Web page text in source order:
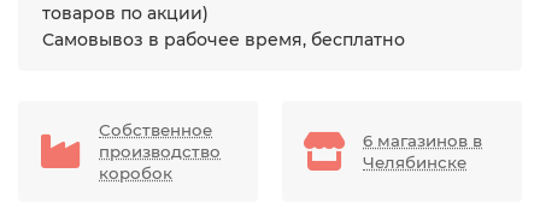
товаров по акции)
Самовывоз в рабочее время, бесплатно
Собственное
производство
коробок
6 магазинов в
Челябинске